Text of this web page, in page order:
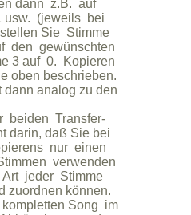
dann  z.B.  auf
usw.  (jeweils  bei
Sie  Stimme
den  gewünschten
3 auf  0.  Kopieren
oben beschrieben.
dann analog zu den
beiden  Transfer-
darin, daß Sie bei
nur  einen
verwenden
jeder  Stimme
zuordnen können.
Song  im